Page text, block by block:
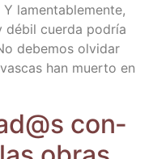
lamen­ta­ble­men­te,
débil cuer­da podría
debe­mos olvi­dar
han muer­to en
con­